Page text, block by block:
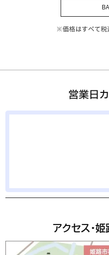
※価格はすべて税
営業日
アクセス・